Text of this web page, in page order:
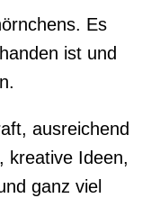
Es
ist und
ausreichend
kreative Ideen,
ganz viel